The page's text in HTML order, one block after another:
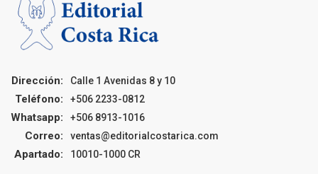
Dirección: Calle 1 Avenidas 8 y 10
Teléfono: +506 2233-0812
Whatsapp: +506 8913-1016
Correo: ventas@editorialcostarica.com
Apartado: 10010-1000 CR